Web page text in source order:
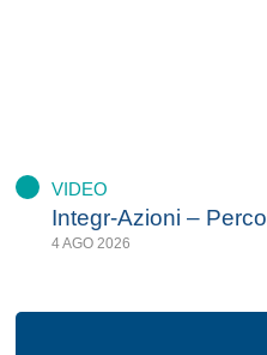
VIDEO
Integr-Azioni –
4 AGO 2026